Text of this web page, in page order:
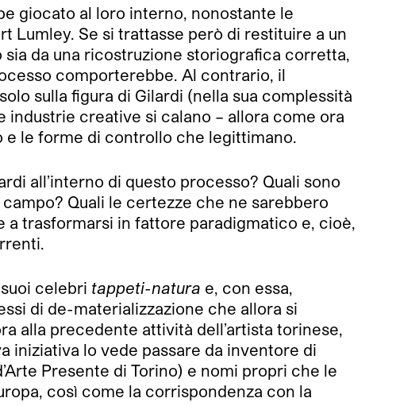
giocato al loro interno, nonostante le
Se si trattasse però di restituire a un
da una ricostruzione storiografica corretta,
comporterebbe. Al contrario, il
sulla figura di Gilardi (nella sua complessità
creative si calano – allora come ora
e le forme di controllo che legittimano.
all’interno di questo processo? Quali sono
Quali le certezze che ne sarebbero
trasformarsi in fattore paradigmatico e, cioè,
celebri tappeti-natura e, con essa,
di de-materializzazione che allora si
alla precedente attività dell’artista torinese,
iniziativa lo vede passare da inventore di
Presente di Torino) e nomi propri che le
così come la corrispondenza con la